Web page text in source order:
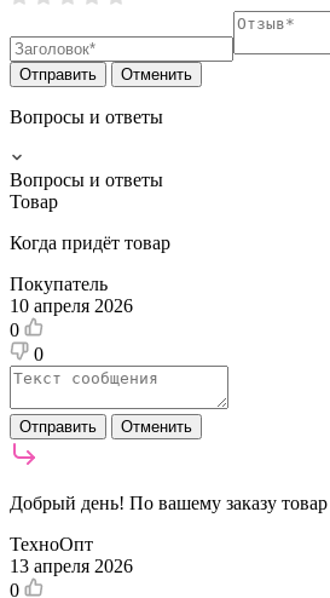
Отправить Отменить
Вопросы и ответы
Вопросы и ответы
Товар
Когда придёт товар
Покупатель
10 апреля 2026
0
0
Отправить Отменить
Добрый день! По вашему заказу
ТехноОпт
13 апреля 2026
0